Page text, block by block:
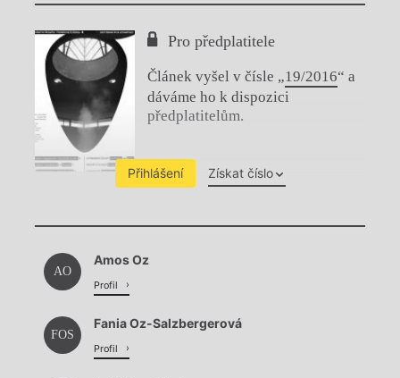
Pro předplatitele
Článek vyšel v čísle „19/2016“ a
dáváme ho k dispozici
předplatitelům.
Přihlášení Získat číslo
Chviličku.
AO
Amos Oz
Profil
FOS
Fania Oz-Salzbergerová
Profil